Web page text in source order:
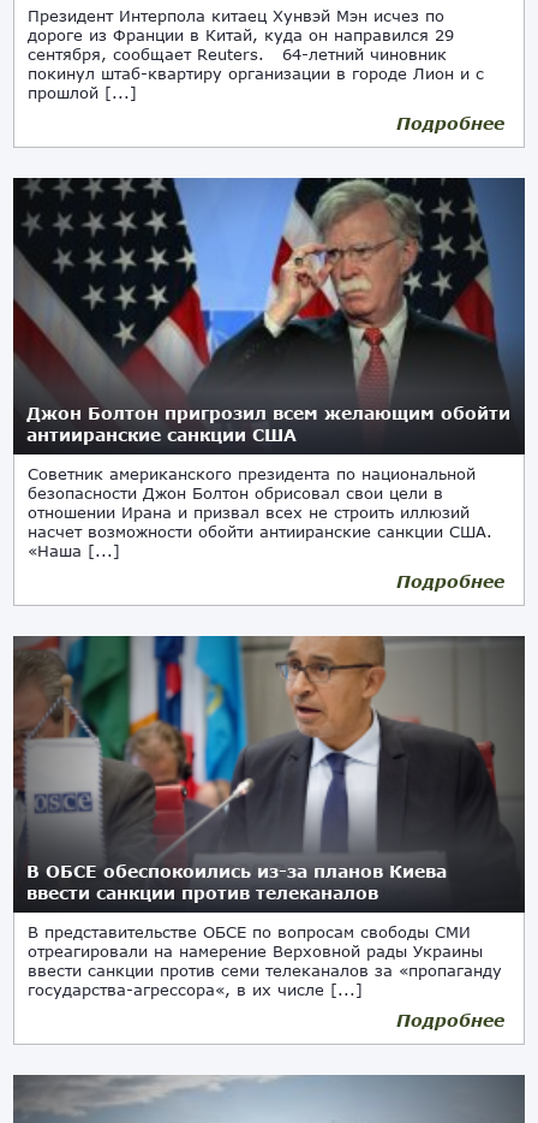
Президент Интерпола китаец Хунвэй Мэн исчез по
дороге из Франции в Китай, куда он направился 29
сентября, сообщает Reuters. 64-летний чиновник
покинул штаб-квартиру организации в городе Лион и с
прошлой [...]
Подробнее
Джон Болтон пригрозил всем желающим обойти
антииранские санкции США
Советник американского президента по национальной
безопасности Джон Болтон обрисовал свои цели в
отношении Ирана и призвал всех не строить иллюзий
насчет возможности обойти антииранские санкции США.
«Наша [...]
Подробнее
В ОБСЕ обеспокоились из-за планов Киева
ввести санкции против телеканалов
В представительстве ОБСЕ по вопросам свободы СМИ
отреагировали на намерение Верховной рады Украины
ввести санкции против семи телеканалов за «пропаганду
государства-агрессора«, в их числе [...]
Подробнее